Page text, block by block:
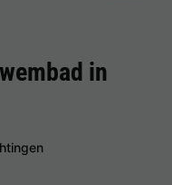
in